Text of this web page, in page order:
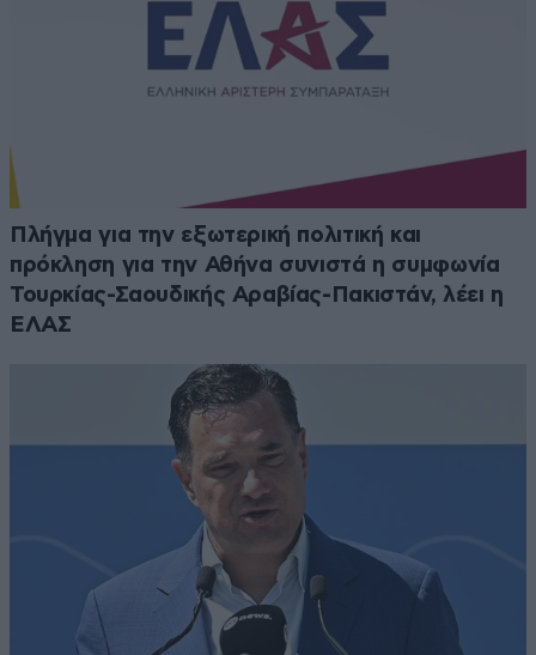
Πλήγμα για την εξωτερική πολιτική και
πρόκληση για την Αθήνα συνιστά η συμφωνία
Τουρκίας-Σαουδικής Αραβίας-Πακιστάν, λέει η
ΕΛΑΣ